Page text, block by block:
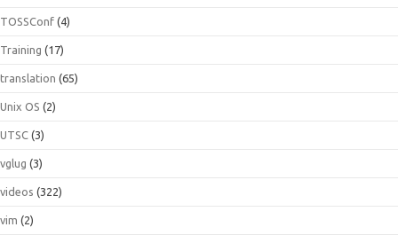
TOSSConf (4)
Training (17)
translation (65)
Unix OS (2)
UTSC (3)
vglug (3)
videos (322)
vim (2)